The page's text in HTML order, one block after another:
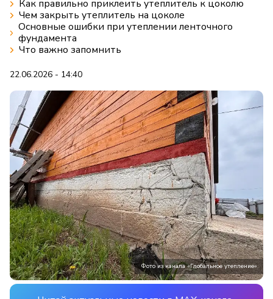
Как правильно приклеить утеплитель к цоколю
Чем закрыть утеплитель на цоколе
Основные ошибки при утеплении ленточного
фундамента
Что важно запомнить
22.06.2026 - 14:40
Фото из канала «Глобальное утепление»